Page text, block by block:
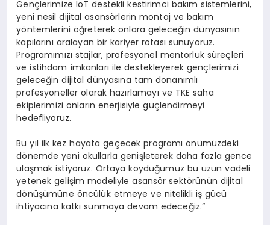
Gençlerimize IoT destekli kestirimci bakım sistemlerini,
yeni nesil dijital asansörlerin montaj ve bakım
yöntemlerini öğreterek onlara geleceğin dünyasının
kapılarını aralayan bir kariyer rotası sunuyoruz.
Programımızı stajlar, profesyonel mentorluk süreçleri
ve istihdam imkanları ile destekleyerek gençlerimizi
geleceğin dijital dünyasına tam donanımlı
profesyoneller olarak hazırlamayı ve TKE saha
ekiplerimizi onların enerjisiyle güçlendirmeyi
hedefliyoruz.
Bu yıl ilk kez hayata geçecek programı önümüzdeki
dönemde yeni okullarla genişleterek daha fazla gence
ulaşmak istiyoruz. Ortaya koyduğumuz bu uzun vadeli
yetenek gelişim modeliyle asansör sektörünün dijital
dönüşümüne öncülük etmeye ve nitelikli iş gücü
ihtiyacına katkı sunmaya devam edeceğiz.”